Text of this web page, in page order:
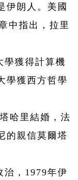
伊朗人。美國
中指出，拉里
學獲得計算機
學獲西方哲學
哈里結婚，法
的親信莫爾塔
治，1979年伊